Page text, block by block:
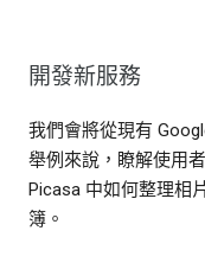
開發新服務
我們會將從現有
舉例來說，瞭解使用
Picasa 中如何整理相
簿。